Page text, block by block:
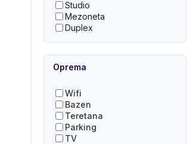
Studio
Mezoneta
Duplex
Oprema
Wifi
Bazen
Teretana
Parking
TV